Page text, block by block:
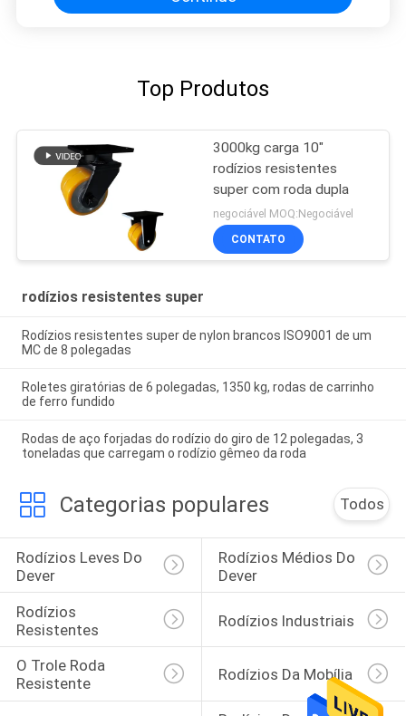
Top Produtos
3000kg carga 10"
rodízios resistentes
super com roda dupla
negociável MOQ:Negociável
CONTATO
rodízios resistentes super
Rodízios resistentes super de nylon brancos ISO9001 de um
MC de 8 polegadas
Roletes giratórias de 6 polegadas, 1350 kg, rodas de carrinho
de ferro fundido
Rodas de aço forjadas do rodízio do giro de 12 polegadas, 3
toneladas que carregam o rodízio gêmeo da roda
Categorias populares Todos
Rodízios Leves Do
Dever
Rodízios Médios Do
Dever
Rodízios
Resistentes
Rodízios Industriais
O Trole Roda
Resistente
Rodízios Da Mobília